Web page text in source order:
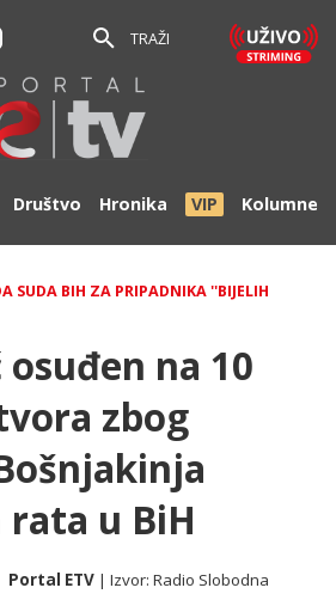
TRAŽI
Društvo Hronika VIP Kolumne
SUDA BIH ZA PRIPADNIKA ''BIJELIH
na 10
zbog
u BiH
Portal ETV | Izvor:Radio Slobodna